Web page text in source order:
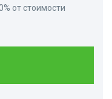
от стоимости